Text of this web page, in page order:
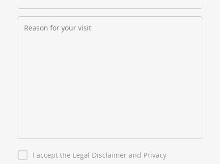
I accept the Legal Disclaimer and Privacy